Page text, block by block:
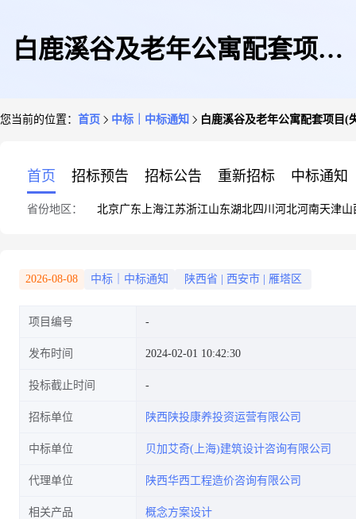
白鹿溪谷及老年公寓配套项目
您当前的位置： 首页 中标｜中标通知 白鹿溪谷及老年公寓配套项目(
首页 招标预告 招标公告 重新招标 中标通知
省份地区： 北京广东 上海江苏浙江山东湖北四川 河北河南天津山
2026-08-08 中标｜中标通知 陕西省 西安市 雁塔区
项目编号
发布时间 2024-02-01 10:42:30
投标截止时间
招标单位 陕西陕投康养投资运营有限公司
中标单位 贝加艾奇(上海)建筑设计咨询有限公司
代理单位 陕西华西工程造价咨询有限公司
相关产品 概念方案设计